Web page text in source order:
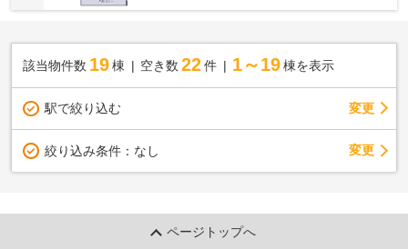
該当物件数 19棟 空き数 22 件 1～19 棟を表示
駅で絞り込む 変更
絞り込み条件： なし 変更
ページトップへ